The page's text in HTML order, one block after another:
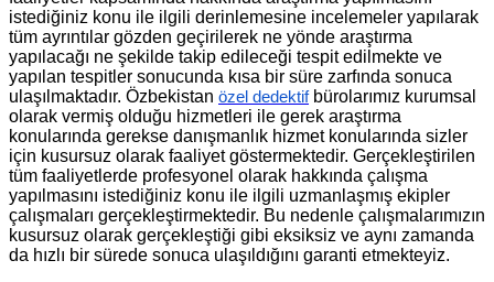
istediğiniz konu ile ilgili derinlemesine incelemeler yapılarak
tüm ayrıntılar gözden geçirilerek ne yönde araştırma
yapılacağı ne şekilde takip edileceği tespit edilmekte ve
yapılan tespitler sonucunda kısa bir süre zarfında sonuca
ulaşılmaktadır. Özbekistan özel dedektifbürolarımız kurumsal
olarak vermiş olduğu hizmetleri ile gerek araştırma
konularında gerekse danışmanlık hizmet konularında sizler
için kusursuz olarak faaliyet göstermektedir. Gerçekleştirilen
tüm faaliyetlerde profesyonel olarak hakkında çalışma
yapılmasını istediğiniz konu ile ilgili uzmanlaşmış ekipler
çalışmaları gerçekleştirmektedir. Bu nedenle çalışmalarımızın
kusursuz olarak gerçekleştiği gibi eksiksiz ve aynı zamanda
da hızlı bir sürede sonuca ulaşıldığını garanti etmekteyiz.